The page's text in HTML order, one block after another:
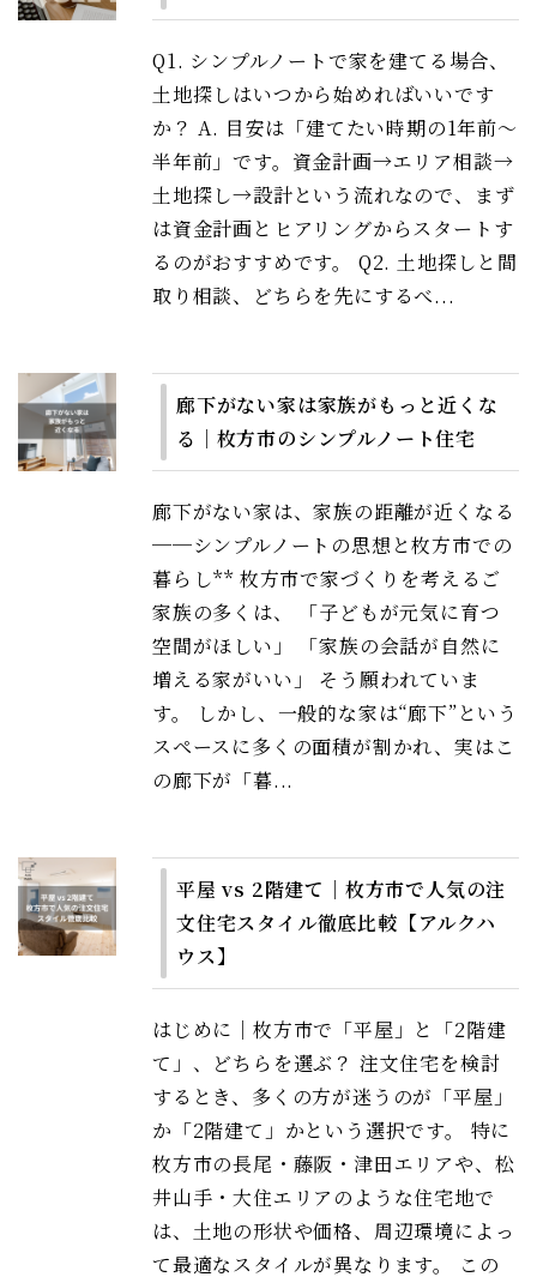
Q1. シンプルノートで家を建てる場合、
土地探しはいつから始めればいいです
か？ A. 目安は「建てたい時期の1年前〜
半年前」です。資金計画→エリア相談→
土地探し→設計という流れなので、まず
は資金計画とヒアリングからスタートす
るのがおすすめです。 Q2. 土地探しと間
取り相談、どちらを先にするべ...
廊下がない家は家族がもっと近くな
る｜枚方市のシンプルノート住宅
廊下がない家は、家族の距離が近くなる
──シンプルノートの思想と枚方市での
暮らし** 枚方市で家づくりを考えるご
家族の多くは、 「子どもが元気に育つ
空間がほしい」 「家族の会話が自然に
増える家がいい」 そう願われていま
す。 しかし、一般的な家は“廊下”という
スペースに多くの面積が割かれ、実はこ
の廊下が「暮...
平屋 vs 2階建て｜枚方市で人気の注
文住宅スタイル徹底比較【アルクハ
ウス】
はじめに｜枚方市で「平屋」と「2階建
て」、どちらを選ぶ？ 注文住宅を検討
するとき、多くの方が迷うのが「平屋」
か「2階建て」かという選択です。 特に
枚方市の長尾・藤阪・津田エリアや、松
井山手・大住エリアのような住宅地で
は、土地の形状や価格、周辺環境によっ
て最適なスタイルが異なります。 この